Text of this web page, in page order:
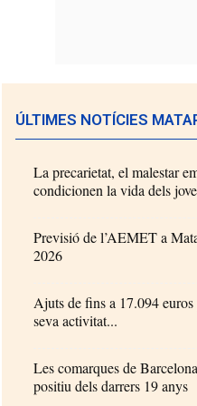
ÚLTIMES NOTÍCIES
La precarietat, el malestar
condicionen la vida dels
Previsió de l’AEMET a
2026
Ajuts de fins a 17.094
seva activitat...
Les comarques de
positiu dels darrers 19 anys